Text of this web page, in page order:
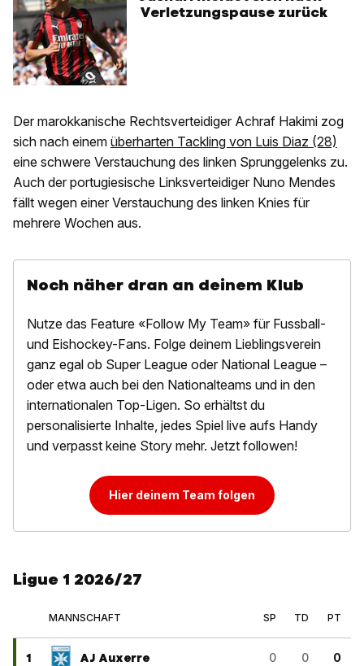
Verletzungspause zurück
Der marokkanische Rechtsverteidiger Achraf Hakimi zog
sich nach einem überharten Tackling von Luis Diaz (28)
eine schwere Verstauchung des linken Sprunggelenks zu.
Auch der portugiesische Linksverteidiger Nuno Mendes
fällt wegen einer Verstauchung des linken Knies für
mehrere Wochen aus.
Noch näher dran an deinem Klub
Nutze das Feature «Follow My Team» für Fussball-
und Eishockey-Fans. Folge deinem Lieblingsverein
ganz egal ob Super League oder National League –
oder etwa auch bei den Nationalteams und in den
internationalen Top-Ligen. So erhältst du
personalisierte Inhalte, jedes Spiel live aufs Handy
und verpasst keine Story mehr. Jetzt followen!
Hier deinem Team folgen
Ligue 1 2026/27
MANNSCHAFT SP TD PT
1 AJ Auxerre 0 0 0